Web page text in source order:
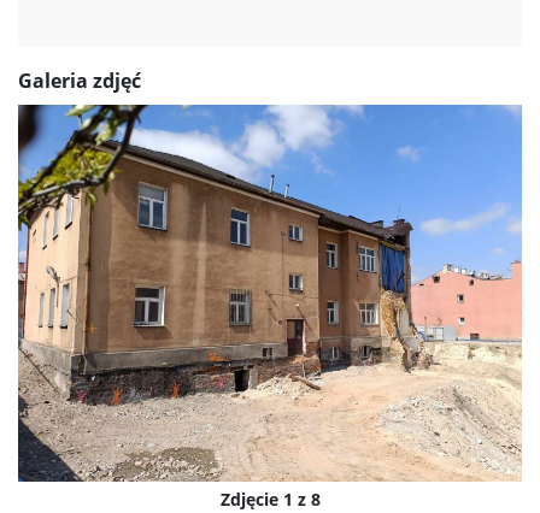
Galeria zdjęć
Zdjęcie 1 z 8